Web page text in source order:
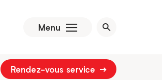
Menu
Rendez-vous service